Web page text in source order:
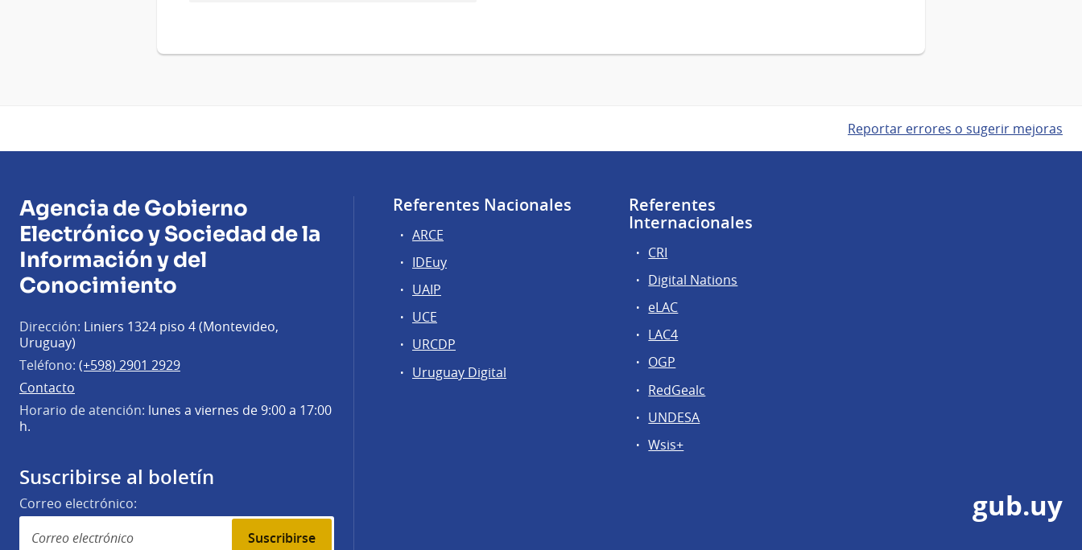
Reportar errores o sugerir mejoras
Agencia de Gobierno
Electrónico y Sociedad de la
Información y del
Conocimiento
Dirección: Liniers 1324 piso 4 (Montevideo,
Uruguay)
Teléfono: (+598) 2901 2929
Contacto
Horario de atención: lunes a viernes de 9:00 a 17:00
h.
Suscribirse al boletín
Correo electrónico:
Suscribirse
Referentes Nacionales
ARCE
IDEuy
UAIP
UCE
URCDP
Uruguay Digital
Referentes
Internacionales
CRI
Digital Nations
eLAC
LAC4
OGP
RedGealc
UNDESA
Wsis+
gub.uy